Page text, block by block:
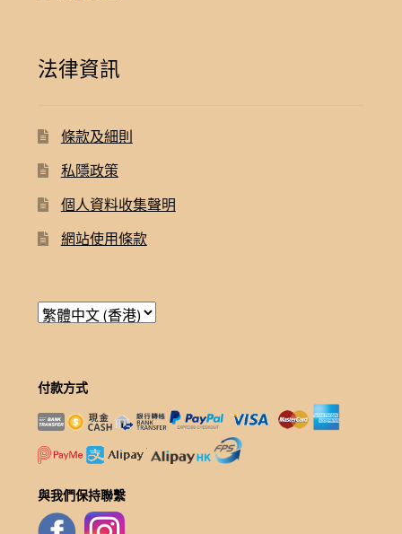
法律資訊
條款及細則
私隱政策
個人資料收集聲明
網站使用條款
付款方式
與我們保持聯繫